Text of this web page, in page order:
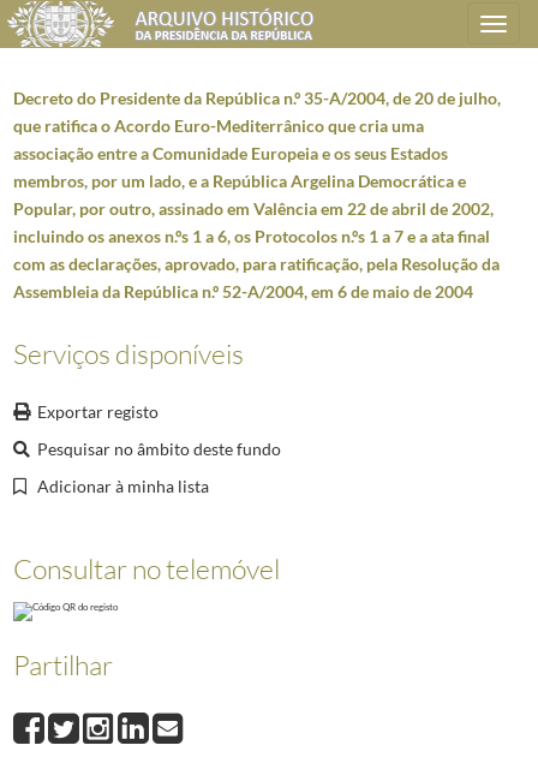
Toggle
navigation
Plano de classificação
AHPR Presidência da República
CC02130101
Autógrafos de Leis da Assembleia da República
Resoluções da Assembleia da República e respetivos Decretos
00004 Decreto do Presidente da República n.º 35-A/2004, de 20 de
Decreto do Presidente da República n.º 35-A/2004, de 20 de julho,
que ratifica o Acordo Euro-Mediterrânico que cria uma
associação entre a Comunidade Europeia e os seus Estados
membros, por um lado, e a República Argelina Democrática e
Popular, por outro, assinado em Valência em 22 de abril de 2002,
incluindo os anexos n.ºs 1 a 6, os Protocolos n.ºs 1 a 7 e a ata final
com as declarações, aprovado, para ratificação, pela Resolução da
Assembleia da República n.º 52-A/2004, em 6 de maio de 2004
Serviços disponíveis
Exportar registo
Pesquisar no âmbito deste fundo
Adicionar à minha lista
Consultar no telemóvel
Partilhar